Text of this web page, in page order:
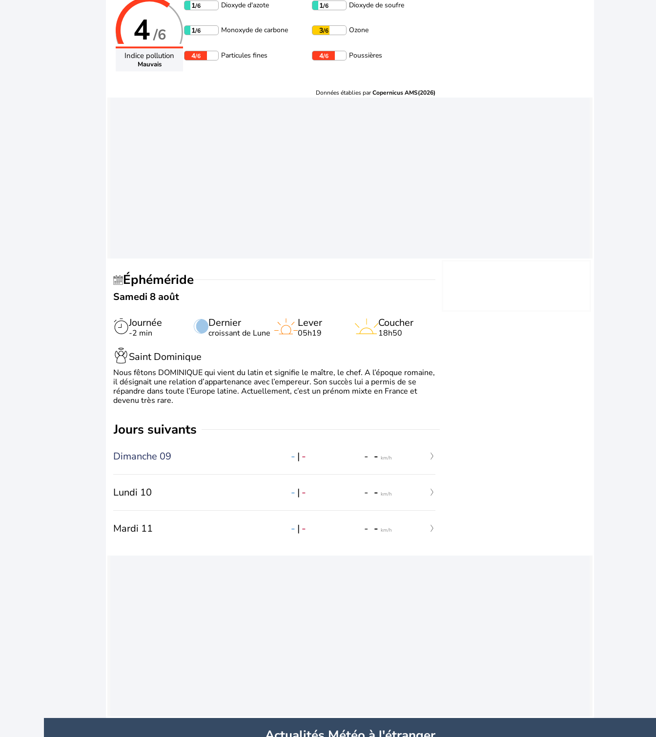
4/6
Indice pollution
Mauvais
1/6 Dioxyde d'azote 1/6 Dioxyde de soufre
1/6 Monoxyde de carbone 3/6 Ozone
4/6 Particules fines 4/6 Poussières
Données établies parCopernicus AMS(2026)
Éphéméride
Samedi 8 août
Journée
-2 min
Dernier
croissant de Lune
Lever
05h19
Coucher
18h50
Saint Dominique
Nous fêtons DOMINIQUE qui vient du latin et signifie le maître, le chef. A l’époque romaine,
il désignait une relation d’appartenance avec l’empereur. Son succès lui a permis de se
répandre dans toute l’Europe latine. Actuellement, c’est un prénom mixte en France et
devenu très rare.
jours suivants
Dimanche 09 - | - - - km/h
Lundi 10 - | - - - km/h
Mardi 11 - | - - - km/h